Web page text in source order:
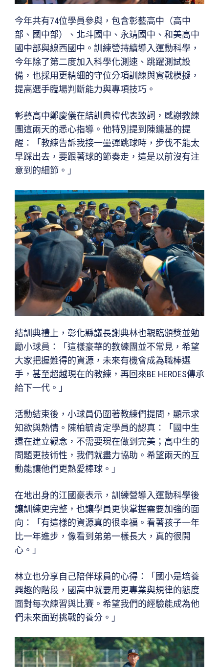
今年共有74位學員參與，包含彰藝高中（高中
部、國中部）、北斗國中、永靖國中、和美高中
國中部與線西國中。訓練營持續導入運動科學，
今年除了第二度加入科學化測速、跳躍測試設
備，也採用更精細的守位分項訓練與實戰模擬，
提高選手臨場判斷能力與專項技巧。
彰藝高中鄭慶儀在結訓典禮代表致詞，感謝教練
團這兩天的悉心指導。他特別提到陳鏞基的提
醒：「教練告訴我接一壘彈跳球時，步伐不能太
早踩出去，要跟著球的節奏走，這是以前沒有注
意到的細節。」
結訓典禮上，彰化縣議長謝典林也親臨頒獎並勉
勵小球員：「這樣豪華的教練團並不常見，希望
大家把握難得的資源，未來有機會成為職棒選
手，甚至超越現在的教練，再回來BE HEROES傳承
給下一代。」
活動結束後，小球員仍圍著教練們提問，顯示求
知欲與熱情。陳柏毓肯定學員的認真：「國中生
還在建立觀念，不需要現在做到完美；高中生的
問題更技術性，我們就盡力協助。希望兩天的互
動能讓他們更熱愛棒球。」
在地出身的江國豪表示，訓練營導入運動科學後
讓訓練更完整，也讓學員更快掌握需要加強的面
向：「有這樣的資源真的很幸福。看著孩子一年
比一年進步，像看到弟弟一樣長大，真的很開
心。」
林立也分享自己陪伴球員的心得：「國小是培養
興趣的階段，國高中就要用更專業與規律的態度
面對每次練習與比賽。希望我們的經驗能成為他
們未來面對挑戰的養分。」